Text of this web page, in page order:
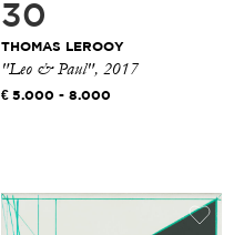
30
THOMAS LEROOY
"Leo & Paul", 2017
5.000 - 8.000